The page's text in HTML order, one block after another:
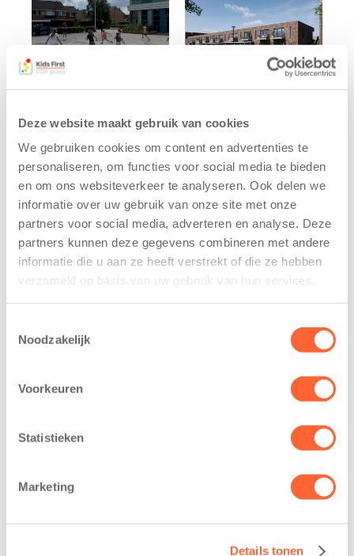
Deze website maakt gebruik van cookies
We gebruiken cookies om content en advertenties te
personaliseren, om functies voor social media te bieden
en om ons websiteverkeer te analyseren. Ook delen we
informatie over uw gebruik van onze site met onze
partners voor social media, adverteren en analyse. Deze
partners kunnen deze gegevens combineren met andere
informatie die u aan ze heeft verstrekt of die ze hebben
verzameld op basis van uw gebruik van hun services.
Noodzakelijk
Voorkeuren
Statistieken
Marketing
Details tonen
Kinderen BSO
De
Westerburcht
trainen alvast
voor Kids First
Mini 4 Mijl
7 augustus 2026
Eelde, 6 augustus
2026 – Kinderen
Westerburcht in
kregen een…
Kids First
tekent
koopcontract
voor nieuw
kindcentrum in
wijk Wiarda in
Leeuwarden
11 juni 2026
Leeuwarden –
belangrijke stap
de wijk Wiarda in
Leeuwarden Zuid.